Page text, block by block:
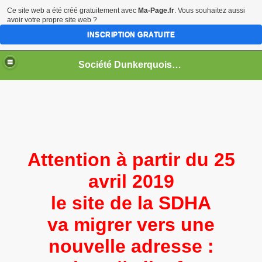
Société Dunkerquoise d'Histoire et d'Archéologie
Attention à partir du 25
avril 2019
le site de la SDHA
va migrer vers une
nouvelle adresse :
Ce site web a été créé gratuitement avec Ma-Page.fr. Vous souhaitez aussi
avoir votre propre site web ?
INSCRIPTION GRATUITE